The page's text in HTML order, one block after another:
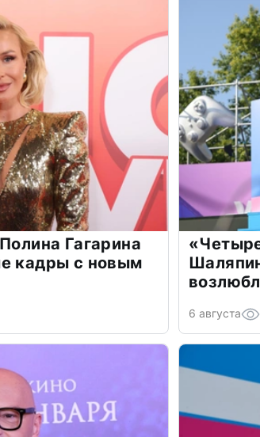
Гагарина
кадры с новым
6 августа